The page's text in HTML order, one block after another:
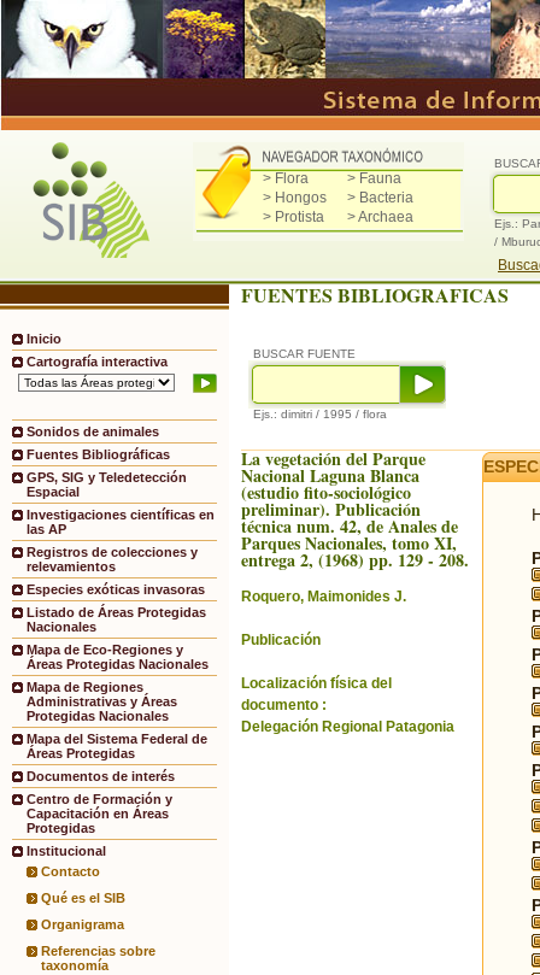
> Flora
> Fauna
> Hongos
> Bacteria
> Protista
> Archaea
Ejs.:
/
Inicio
Cartografía interactiva
Sonidos de animales
Fuentes Bibliográficas
GPS, SIG y Teledetección
Espacial
Investigaciones científicas en
las AP
Registros de colecciones y
relevamientos
Especies exóticas invasoras
Listado de Áreas Protegidas
Nacionales
Mapa de Eco-Regiones y
Áreas Protegidas Nacionales
Mapa de Regiones
Administrativas y Áreas
Protegidas Nacionales
Mapa del Sistema Federal de
Áreas Protegidas
Documentos de interés
Centro de Formación y
Capacitación en Áreas
Protegidas
Institucional
Contacto
Qué es el SIB
Organigrama
Referencias sobre
taxonomía
FUENTES BIBLIOGRAFICAS
BUSCAR FUENTE
Ejs.: dimitri / 1995 / flora
La vegetación del Parque
Nacional Laguna Blanca
(estudio fito-sociológico
preliminar). Publicación
técnica num. 42, de Anales de
Parques Nacionales, tomo XI,
entrega 2, (1968) pp. 129 - 208.
Roquero, Maimonides J.
Publicación
Localización física del
documento :
Delegación Regional Patagonia